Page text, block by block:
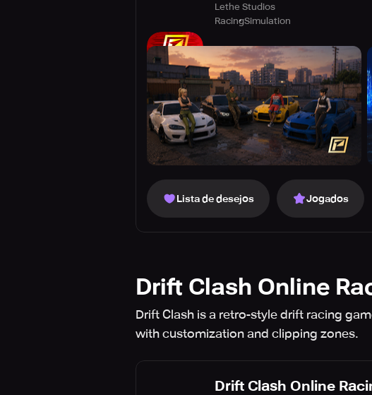
Lethe Studios
RacingSimulation
Lista de desejos Jogados
Drift Clash Online
Drift Clash is a retro-style drift racing
with customization and clipping zones.
Drift Clash Online